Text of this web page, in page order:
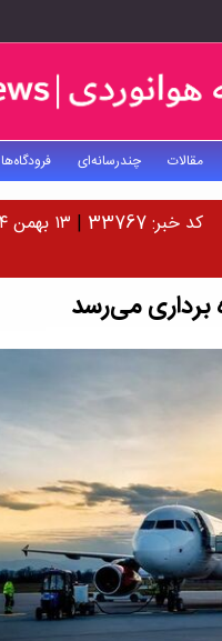
مقالات چندرسانه‌ای فرودگاه‌ها
کد خبر: 33767 | ۱۳ بهمن ۱۴۰۴ - ۱۷:۱۵:۴۳